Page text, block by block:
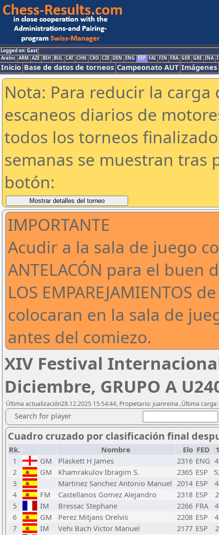
Logged on: Gast
Arabic ARM AZE BIH BUL CAT CHN CRO CZE DEN ENG ESP FAI FIN FRA GER GRE INA
Inicio Base de datos de torneos Campeonato AUT Imágenes
Nota: Para reducir la
escaneos diarios de
todos los torneos
semanas se muestran tras
botón:
IMPORTANTE
Acudir a la sala de juego
ANTELACÓN para el buen
LOS EMPAREJAMIENTOS
colocaran en la sala de
antes del comiezo.
XIV Festival
Diciembre, GRUPO A
Última actualización28.12.2025 15:54:44, Propietario: juanreina ,Última carga:
Search for player
Cuadro cruzado por clasificación final
Rk. Nombre Elo FED
1
GM Plaskett H James 2316 ENG
2
GM Khamrakulov Ibragim S. 2365 ESP
3
Martinez Sanchez Antonio Manuel 2014 ESP
4
FM Castellanos Gomez Alejandro 2318 ESP
5
IM Bressac Stephane 2266 FRA
6
GM Perez Mitjans Orelvis 2208 ESP
7
IM Vehi Bach Victor Manuel 2177 ESP